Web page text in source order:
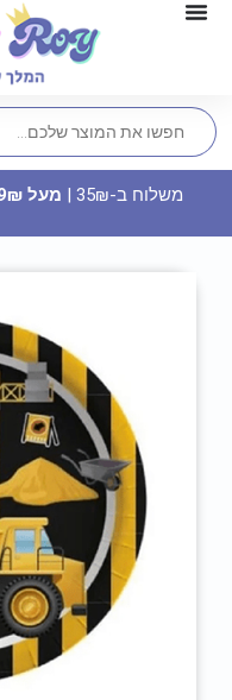
₪
משלוח ב-35₪ | מעל 599₪ משלוח חינם או איסוף עצמי